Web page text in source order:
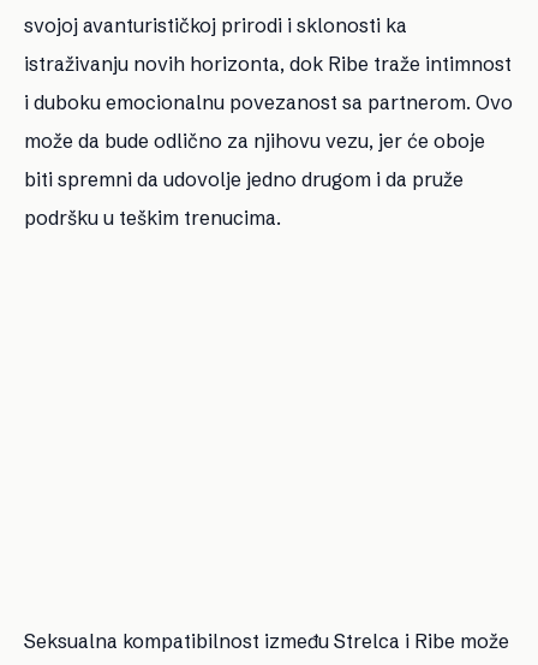
svojoj avanturističkoj prirodi i sklonosti ka
istraživanju novih horizonta, dok Ribe traže intimnost
i duboku emocionalnu povezanost sa partnerom. Ovo
može da bude odlično za njihovu vezu, jer će oboje
biti spremni da udovolje jedno drugom i da pruže
podršku u teškim trenucima.
Seksualna kompatibilnost između Strelca i Ribe može